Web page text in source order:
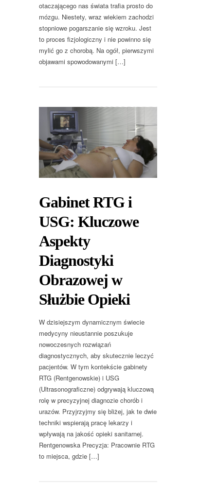
otaczającego nas świata trafia prosto do
mózgu. Niestety, wraz wiekiem zachodzi
stopniowe pogarszanie się wzroku. Jest
to proces fizjologiczny i nie powinno się
mylić go z chorobą. Na ogół, pierwszymi
objawami spowodowanymi […]
Gabinet RTG i
USG: Kluczowe
Aspekty
Diagnostyki
Obrazowej w
Służbie Opieki
W dzisiejszym dynamicznym świecie
medycyny nieustannie poszukuje
nowoczesnych rozwiązań
diagnostycznych, aby skutecznie leczyć
pacjentów. W tym kontekście gabinety
RTG (Rentgenowskie) i USG
(Ultrasonograficzne) odgrywają kluczową
rolę w precyzyjnej diagnozie chorób i
urazów. Przyjrzyjmy się bliżej, jak te dwie
techniki wspierają pracę lekarzy i
wpływają na jakość opieki sanitarnej.
Rentgenowska Precyzja: Pracownie RTG
to miejsca, gdzie […]